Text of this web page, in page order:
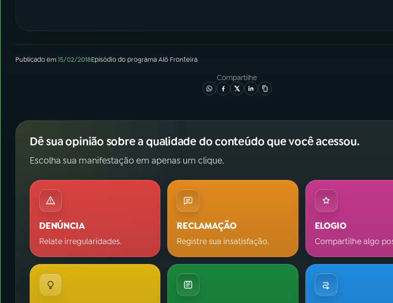
Publicado em15/02/2018Episódiodo programaAlô Fronteira
Compartilhe
Dê sua opinião sobre a qualidade do conteúdo que você acessou.
Escolha sua manifestação em apenas um clique.
DENÚNCIA
Relate irregularidades.
RECLAMAÇÃO
Registre sua insatisfação.
ELOGIO
Compartilhe algo